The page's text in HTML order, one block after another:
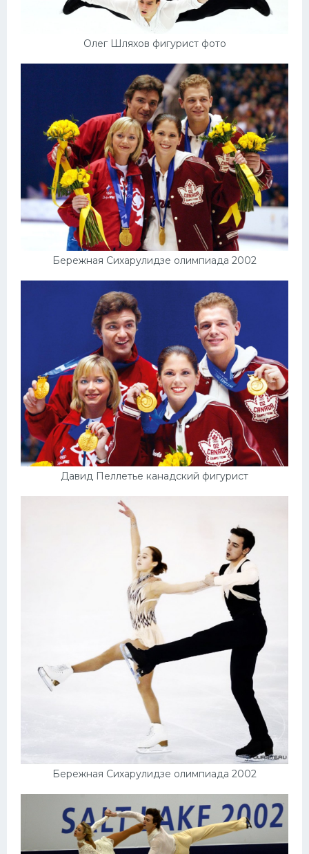
Олег Шляхов фигурист фото
Бережная Сихарулидзе олимпиада 2002
Давид Пеллетье канадский фигурист
Бережная Сихарулидзе олимпиада 2002